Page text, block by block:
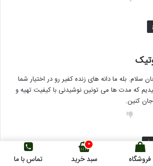
ت
:
سلام. بله ما دانه های زنده کفیر رو در اختیار شما
که مدت ها می تونین نوشیدنی با کیفیت تهیه و
کنین.
فروشگاه
0
سبد خرید تماس با ما